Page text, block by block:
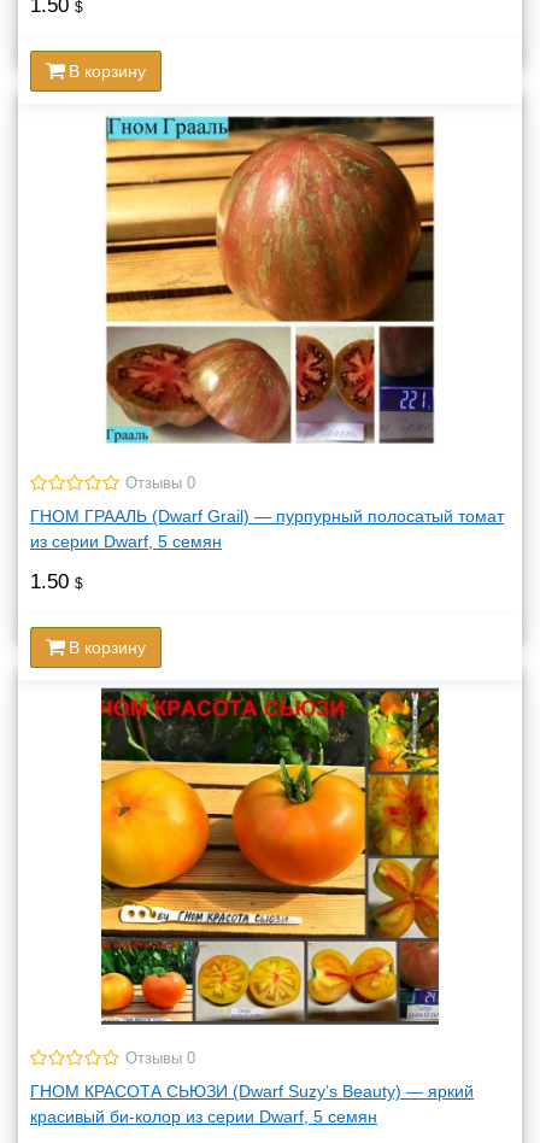
1.50 $
В корзину
Отзывы 0
ГНОМ ГРААЛЬ (Dwarf Grail) — пурпурный полосатый томат
из серии Dwarf, 5 семян
1.50 $
В корзину
Отзывы 0
ГНОМ КРАСОТА СЬЮЗИ (Dwarf Suzy’s Beauty) — яркий
красивый би-колор из серии Dwarf, 5 семян